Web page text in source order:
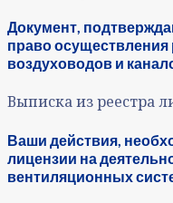
Документ,
право осуществления
воздуховодов и
Выписка из реестра
Ваши действия,
лицензии на
вентиляционных